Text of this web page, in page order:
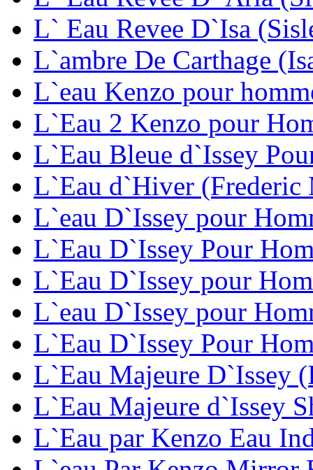
L` Eau Revee D`Isa
L`ambre De Carthage
L`eau Kenzo pour
L`Eau 2 Kenzo pour
L`Eau Bleue d`Issey
L`Eau d`Hiver (Frederic
L`eau D`Issey pour
L`Eau D`Issey Pour
L`Eau D`Issey pour
L`eau D`Issey pour
L`Eau D`Issey Pour
L`Eau Majeure D`Issey
L`Eau Majeure d`Issey
L`Eau par Kenzo Eau